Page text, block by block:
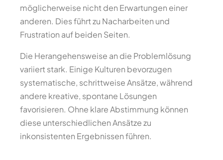
möglicherweise nicht den Erwartungen einer
anderen. Dies führt zu Nacharbeiten und
Frustration auf beiden Seiten.
Die Herangehensweise an die Problemlösung
variiert stark. Einige Kulturen bevorzugen
systematische, schrittweise Ansätze, während
andere kreative, spontane Lösungen
favorisieren. Ohne klare Abstimmung können
diese unterschiedlichen Ansätze zu
inkonsistenten Ergebnissen führen.